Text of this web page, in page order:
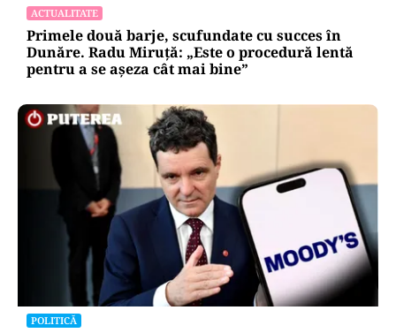
ACTUALITATE
Primele două barje, scufundate cu succes în
Dunăre. Radu Miruță: „Este o procedură lentă
pentru a se așeza cât mai bine”
POLITICĂ